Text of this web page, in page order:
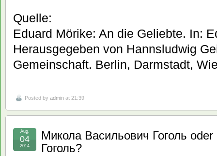
Quelle:
Eduard Mörike: An die Geliebte. In:
Herausgegeben von Hannsludwig
Gemeinschaft. Berlin, Darmstadt,
Posted by admin at 21:39
Микола Васильович Гоголь
Гоголь?
Aug.
04
2014